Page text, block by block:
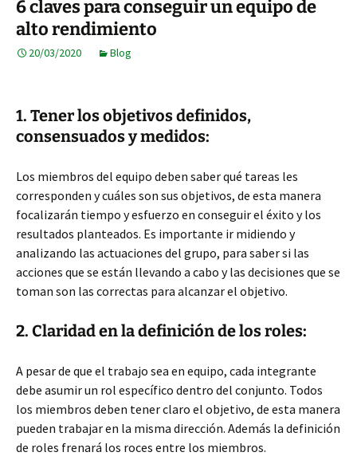
6 claves para conseguir un equipo de
alto rendimiento
20/03/2020 Blog
1. Tener los objetivos definidos,
consensuados y medidos:
Los miembros del equipo deben saber qué tareas les
corresponden y cuáles son sus objetivos, de esta manera
focalizarán tiempo y esfuerzo en conseguir el éxito y los
resultados planteados. Es importante ir midiendo y
analizando las actuaciones del grupo, para saber si las
acciones que se están llevando a cabo y las decisiones que se
toman son las correctas para alcanzar el objetivo.
2. Claridad en la definición de los roles:
A pesar de que el trabajo sea en equipo, cada integrante
debe asumir un rol específico dentro del conjunto. Todos
los miembros deben tener claro el objetivo, de esta manera
pueden trabajar en la misma dirección. Además la definición
de roles frenará los roces entre los miembros.